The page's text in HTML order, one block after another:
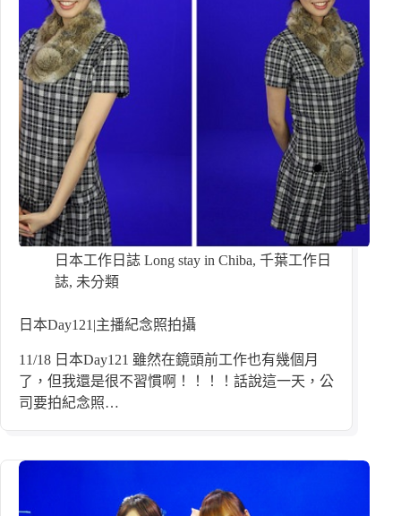
日本工作日誌 Long stay in Chiba, 千葉工作日
誌, 未分類
日本Day121|主播紀念照拍攝
11/18 日本Day121 雖然在鏡頭前工作也有幾個月
了，但我還是很不習慣啊！！！！話說這一天，公
司要拍紀念照…